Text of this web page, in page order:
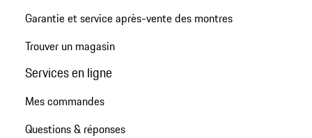
Garantie et service après-vente des montres
Trouver un magasin
Services en ligne
Mes commandes
Questions & réponses